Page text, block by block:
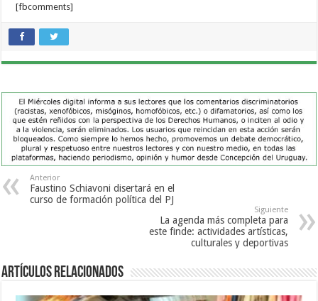
[fbcomments]
Anterior
Faustino Schiavoni disertará en el
curso de formación política del PJ
Siguiente
La agenda más completa para
este finde: actividades artísticas,
culturales y deportivas
Artículos Relacionados